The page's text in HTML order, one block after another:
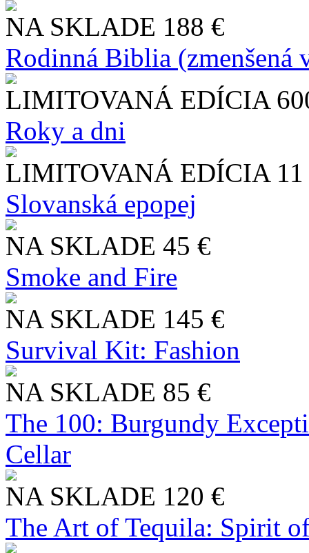
NA SKLADE 188 €
Rodinná Biblia (zmenšená
LIMITOVANÁ EDÍCIA
Roky a dni
LIMITOVANÁ EDÍCIA
Slo​vanská epopej
NA SKLADE 45 €
Smoke and Fire
NA SKLADE 145 €
Survival Kit: Fashion
NA SKLADE 85 €
The 100: Burgundy
Cellar
NA SKLADE 120 €
The Art of Tequila: Spirit